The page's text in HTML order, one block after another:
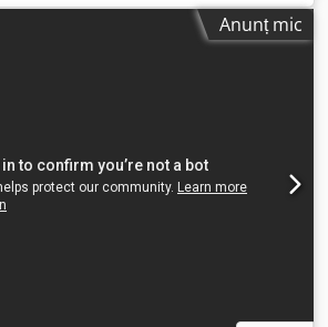
Cilindru de comutare cu 10 stații de
22 unități de prelucrare (10 unități
de găurire și filetare, 3 unități de
unitate de găurire, lărgire și filetare, 3
de strângere (fără fălci), transportor
răcire
Anunț mic